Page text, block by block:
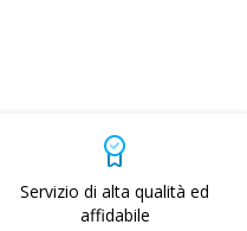
Servizio di alta qualità ed
affidabile